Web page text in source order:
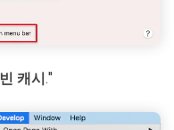
빈 캐시 ."